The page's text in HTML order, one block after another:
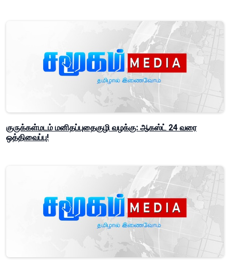
குருக்கள்மடம் மனிதப்புதைகுழி வழக்கு: ஆகஸ்ட் 24 வரை
ஒத்திவைப்பு!